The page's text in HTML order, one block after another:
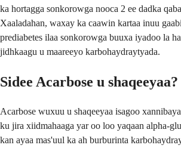
ka hortagga sonkorowga nooca 2 ee dadka
Xaaladahan, waxay ka caawin kartaa inuu
prediabetes ilaa sonkorowga buuxa iyadoo la
jidhkaagu u maareeyo karbohaydraytyada.
Sidee Acarbose u shaqeeyaa?
Acarbose wuxuu u shaqeeyaa isagoo
ku jira xiidmahaaga yar oo loo yaqaan alpha-
kan ayaa mas'uul ka ah burburinta